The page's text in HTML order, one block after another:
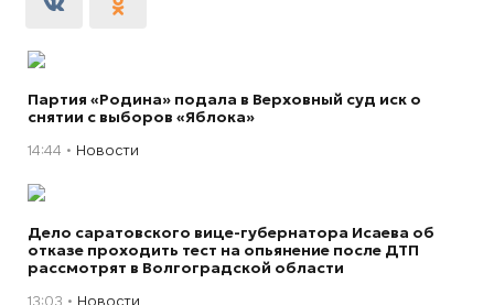
Партия «Родина» подала в Верховный суд иск о
снятии с выборов «Яблока»
14:44 Новости
Дело саратовского вице-губернатора Исаева об
отказе проходить тест на опьянение после ДТП
рассмотрят в Волгоградской области
13:03 Новости